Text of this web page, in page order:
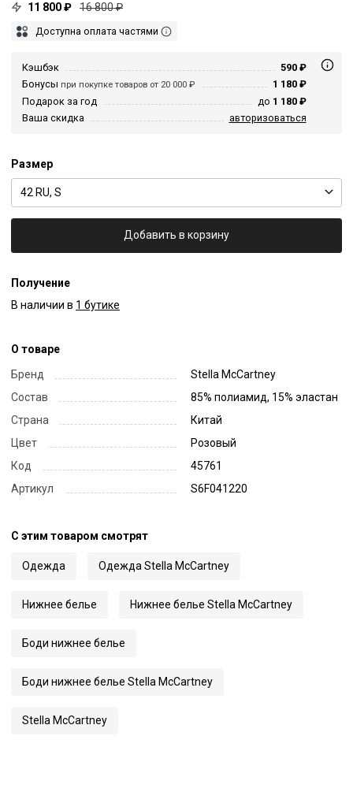
11 800 ₽ 16 800 ₽
Доступна оплата частями
Кэшбэк
590 ₽
Бонусы при покупке товаров от 20 000 ₽
1 180 ₽
Подарок за год
до 1 180 ₽
Ваша скидка
авторизоваться
Размер
42 RU, S
Добавить в корзину
Получение
В наличии в 1 бутике
О товаре
Бренд
Stella McCartney
Состав
85% полиамид, 15% эластан
Страна
Китай
Цвет
Розовый
Код
45761
Артикул
S6F041220
С этим товаром смотрят
Одежда Одежда Stella McCartney
Нижнее белье Нижнее белье Stella McCartney
Боди нижнее белье
Боди нижнее белье Stella McCartney
Stella McCartney